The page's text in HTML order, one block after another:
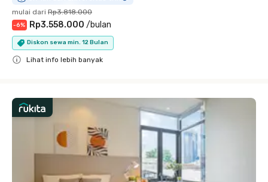
mulai dari Rp3.818.000
-6% Rp3.558.000 /bulan
Diskon sewa min. 12 Bulan
Lihat info lebih banyak